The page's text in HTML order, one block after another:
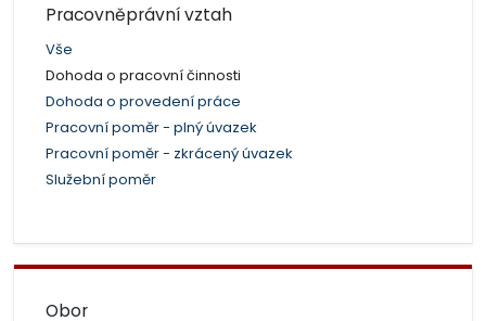
Pracovněprávní vztah
Vše
Dohoda o pracovní činnosti
Dohoda o provedení práce
Pracovní poměr - plný úvazek
Pracovní poměr - zkrácený úvazek
Služební poměr
Obor